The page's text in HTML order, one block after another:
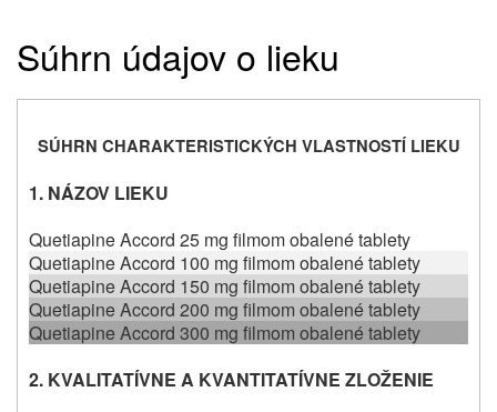
Súhrn údajov o lieku
SÚHRN CHARAKTERISTICKÝCH VLASTNOSTÍ LIEKU
1. NÁZOV LIEKU
Quetiapine Accord 25 mg filmom obalené tablety
Quetiapine Accord 100 mg filmom obalené tablety
Quetiapine Accord 150 mg filmom obalené tablety
Quetiapine Accord 200 mg filmom obalené tablety
Quetiapine Accord 300 mg filmom obalené tablety
2. KVALITATÍVNE A KVANTITATÍVNE ZLOŽENIE